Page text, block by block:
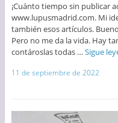
¡Cuánto tiempo sin publicar
www.lupusmadrid.com. Mi
también esos artículos.
Pero no me da la vida. Hay
contároslas todas … Sigue
11 de septiembre de 2022